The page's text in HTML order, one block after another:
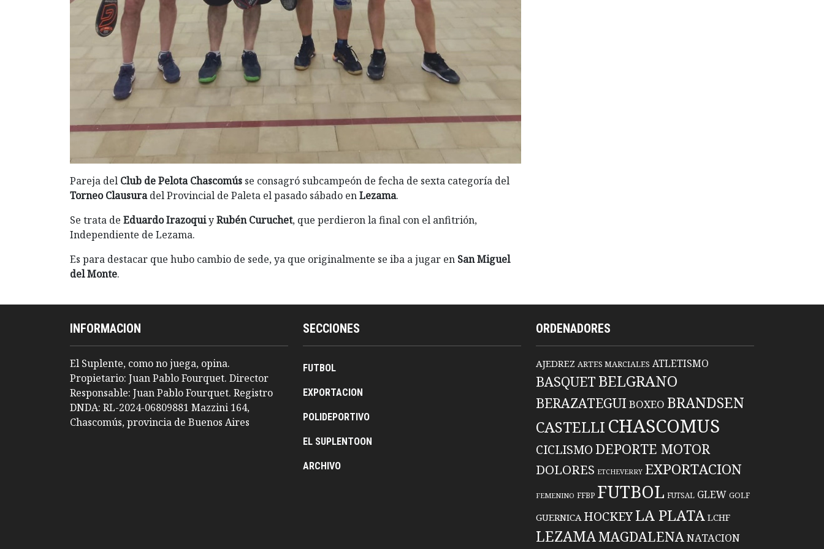
Pareja del Club de Pelota Chascomús se consagró subcampeón de fecha de sexta categoría del
Torneo Clausuradel Provincial de Paleta el pasado sábado enLezama.
Se trata de Eduardo IrazoquiyRubén Curuchet, que perdieron la final con el anfitrión,
Independiente de Lezama.
Es para destacar que hubo cambio de sede, ya que originalmente se iba a jugar en San Miguel
del Monte.
INFORMACION
El Suplente, como no juega, opina.
Propietario: Juan Pablo Fourquet. Director
Responsable: Juan Pablo Fourquet. Registro
DNDA: RL-2024-06809881 Mazzini 164,
Chascomús, provincia de Buenos Aires
SECCIONES
FUTBOL
EXPORTACION
POLIDEPORTIVO
EL SUPLENTOON
ARCHIVO
ORDENADORES
AJEDREZ ARTES MARCIALES ATLETISMO
BASQUET BELGRANO
BERAZATEGUIBOXEO BRANDSEN
CASTELLI CHASCOMUS
CICLISMO DEPORTE MOTOR
DOLORES ETCHEVERRY EXPORTACION
FEMENINO FFBP FUTBOL FUTSAL GLEW GOLF
GUERNICA HOCKEYLA PLATA LCHF
LEZAMAMAGDALENANATACION